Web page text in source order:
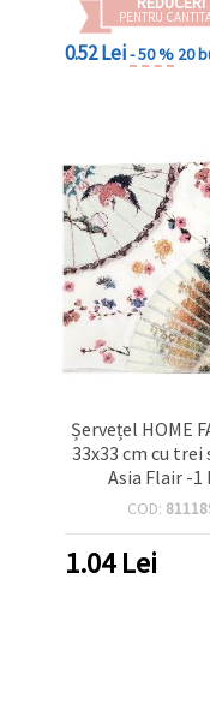
PENTRU
0.52 Lei- 50 % 20
Șervețel HOME
33x33 cm cu
Asia Flair -1
COD:
1.04Lei